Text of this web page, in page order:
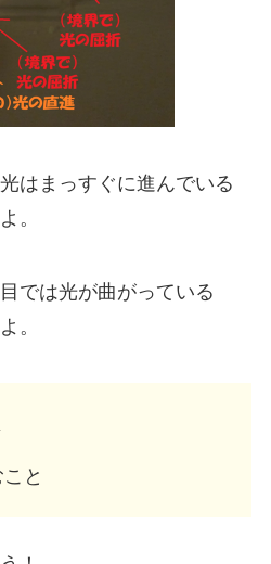
はまっすぐに進んでいる
。
では光が曲がっている
。
と